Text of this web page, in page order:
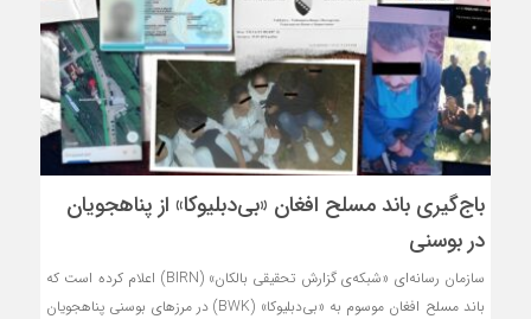
باج‌گیری باند مسلح افغان «بی‌دبلیوکا» از پناهجویان
در بوسنی
سازمان رسانه‌ای «شبکه‌ی گزارش تحقیقی بالکان» (BIRN) اعلام کرده است که
باند مسلح افغان موسوم به «بی‌دبلیوکا» (BWK) در مرزهای بوسنی پناهجویان